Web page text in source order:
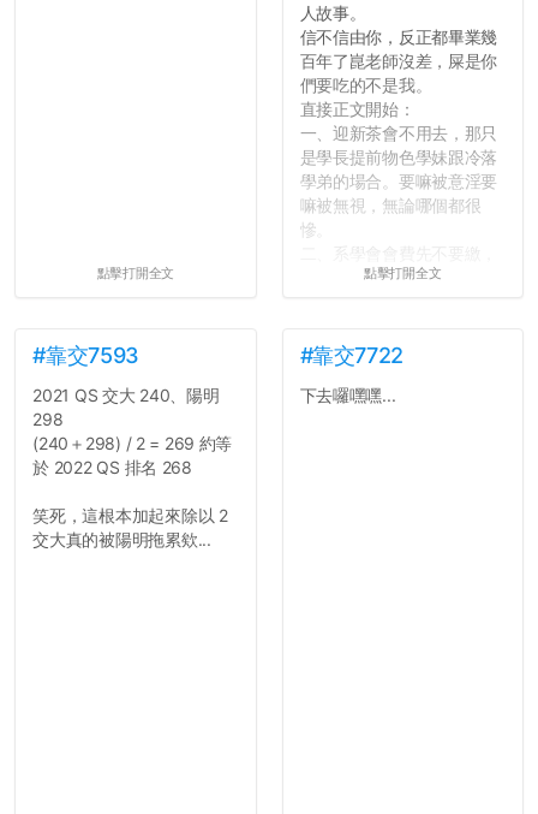
點擊打開全文
人故事。
信不信由你，反正都畢業幾
百年了崑老師沒差，屎是你
們要吃的不是我。
直接正文開始：
一、迎新茶會不用去，那只
是學長提前物色學妹跟冷落
學弟的場合。要嘛被意淫要
嘛被無視，無論哪個都很
慘。
很多人一路輕鬆自在到畢業
上早八的毅力跟每年的新年
新希望一樣不持久。
四、不要當班代。不要當班
點擊打開全文
#靠交7593
2021 QS 交大 240、陽明
298
(240＋298) / 2 = 269 約等
於 2022 QS 排名 268
笑死，這根本加起來除以 2
交大真的被陽明拖累欸...
#靠交7722
下去囉嘿嘿...